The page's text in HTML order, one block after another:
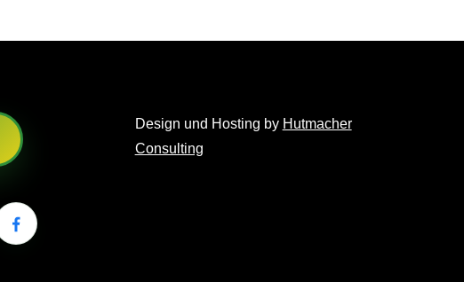
Design und Hosting by Hutmacher
Consulting